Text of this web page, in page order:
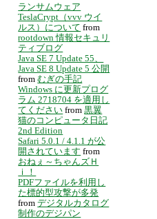
ランサムウェア
TeslaCrypt（vvv ウイ
ルス）について from
rootdown 情報セキュリ
ティブログ
Java SE 7 Update 55、
Java SE 8 Update 5 公開
from むぎの手記
Windows に更新プログ
ラム 2718704 を適用し
てください from 黒翼
猫のコンピュータ日記
2nd Edition
Safari 5.0.1 / 4.1.1 が公
開されています from
おねぇ～ちゃんズＨ
ｉ！
PDFファイルを利用し
た標的型攻撃が多発
from デジタルカタログ
制作のデジパン